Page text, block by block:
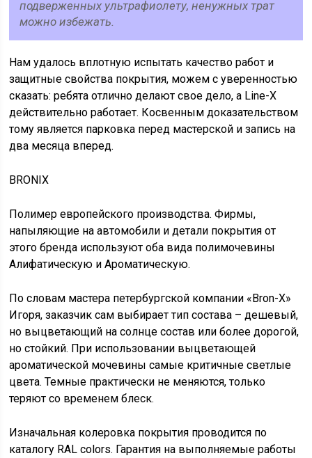
подверженных ультрафиолету, ненужных трат
можно избежать.
Нам удалось вплотную испытать качество работ и
защитные свойства покрытия, можем с уверенностью
сказать: ребята отлично делают свое дело, а Line-X
действительно работает. Косвенным доказательством
тому является парковка перед мастерской и запись на
два месяца вперед.
BRONIX
Полимер европейского производства. Фирмы,
напыляющие на автомобили и детали покрытия от
этого бренда используют оба вида полимочевины
Алифатическую и Ароматическую.
По словам мастера петербургской компании «Bron-X»
Игоря, заказчик сам выбирает тип состава – дешевый,
но выцветающий на солнце состав или более дорогой,
но стойкий. При использовании выцветающей
ароматической мочевины самые критичные светлые
цвета. Темные практически не меняются, только
теряют со временем блеск.
Изначальная колеровка покрытия проводится по
каталогу RAL colors. Гарантия на выполняемые работы